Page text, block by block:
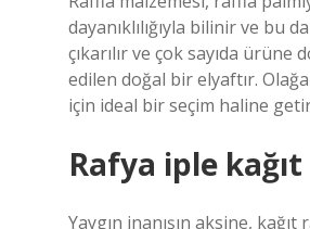
dayanıklılığıyla bilinir ve bu
çıkarılır ve çok sayıda
edilen doğal bir elyaftır.
için ideal bir seçim haline
Rafya iple kağıt
Yaygın inanışın aksine,